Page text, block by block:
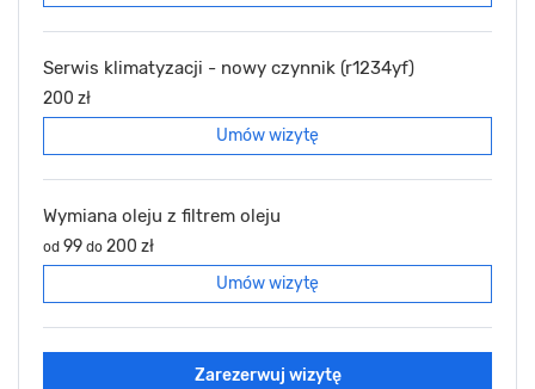
Serwis klimatyzacji - nowy czynnik (r1234yf)
200 zł
Umów wizytę
Wymiana oleju z filtrem oleju
od 99 do 200 zł
Umów wizytę
Zarezerwuj wizytę